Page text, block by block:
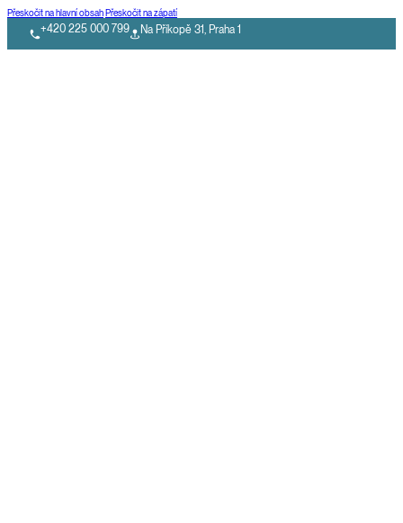
Přeskočit na hlavní obsahPřeskočit na zápatí
+420 225 000 799 Na Příkopě 31, Praha 1